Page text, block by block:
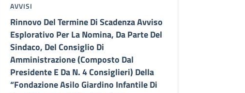
AVVISI
Rinnovo Del Termine Di Scadenza Avviso
Esplorativo Per La Nomina, Da Parte Del
Sindaco, Del Consiglio Di
Amministrazione (Composto Dal
Presidente E Da N. 4 Consiglieri) Della
“Fondazione Asilo Giardino Infantile Di